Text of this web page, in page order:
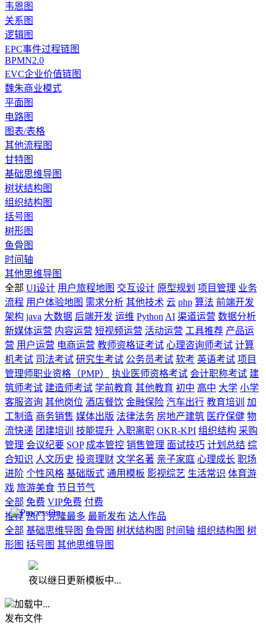
韦恩图
关系图
逻辑图
EPC事件过程链图
BPMN2.0
EVC企业价值链图
魏朱商业模式
平面图
电路图
图表/表格
其他流程图
甘特图
基础思维导图
树状结构图
组织结构图
括号图
树形图
鱼骨图
时间轴
其他思维导图
全部 UI设计 用户旅程地图 交互设计 原型规划 项目管理 业务
流程 用户体验地图 需求分析 其他技术 云 php 算法 前端开发
架构 java 大数据 后端开发 运维 Python AI 渠道运营 数据分析
新媒体运营 内容运营 短视频运营 活动运营 工具推荐 产品运
营 用户运营 电商运营 教师资格证考试 心理咨询师考试 计算
机考试 司法考试 研究生考试 公务员考试 软考 英语考试 项目
管理师职业资格（PMP）
执业医师资格考试 会计职称考试 建
筑师考试 建造师考试 学前教育 其他教育 初中 高中 大学 小学
客服咨询 其他岗位 酒店餐饮 金融保险 汽车出行 教育培训
加
工制造 商务销售 媒体出版 法律法务 房地产建筑 医疗保健 物
流快递 团建培训 技能提升 入职离职 OKR-KPI 组织结构 采购
管理 会议纪要 SOP 成本管控 销售管理 面试技巧 计划总结 综
合知识 人文历史 投资理财 文学名著 亲子家庭 心理成长 职场
进阶 个性风格 基础版式 通用模板 影视综艺 生活常识 体育游
戏 旅游美食 节日节气
全部 免费 VIP免费 付费
推荐 热门 克隆最多 最新发布 达人作品
全部 基础思维导图 鱼骨图 树状结构图 时间轴 组织结构图 树
形图 括号图 其他思维导图
夜以继日更新模板中...
加载中...
发布文件